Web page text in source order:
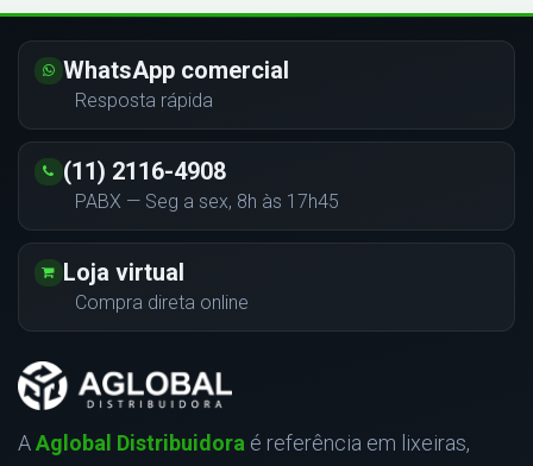
WhatsApp comercial
Resposta rápida
(11) 2116-4908
PABX — Seg a sex, 8h às 17h45
Loja virtual
Compra direta online
AAglobal Distribuidora é referência em lixeiras,